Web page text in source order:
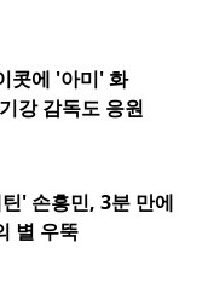
콧에 '아미' 화
강 감독도 응원
' 손흥민, 3분 만에
별 우뚝